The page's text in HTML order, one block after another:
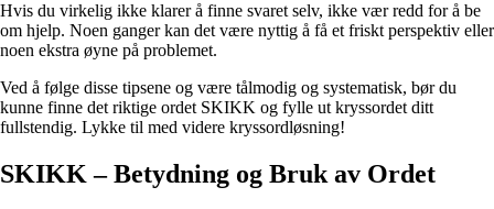
Hvis du virkelig ikke klarer å finne svaret selv, ikke vær redd for å be
om hjelp. Noen ganger kan det være nyttig å få et friskt perspektiv eller
noen ekstra øyne på problemet.
Ved å følge disse tipsene og være tålmodig og systematisk, bør du
kunne finne det riktige ordet SKIKK og fylle ut kryssordet ditt
fullstendig. Lykke til med videre kryssordløsning!
SKIKK – Betydning og Bruk av Ordet